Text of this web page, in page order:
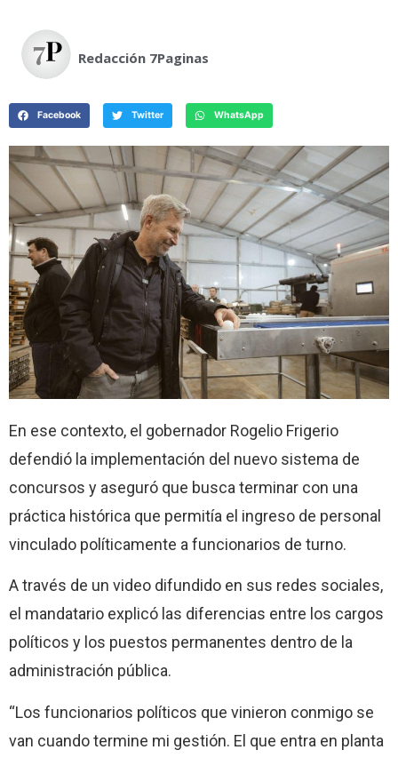
Redacción 7Paginas
Facebook Twitter WhatsApp
En ese contexto, el gobernador Rogelio Frigerio
defendió la implementación del nuevo sistema de
concursos y aseguró que busca terminar con una
práctica histórica que permitía el ingreso de personal
vinculado políticamente a funcionarios de turno.
A través de un video difundido en sus redes sociales,
el mandatario explicó las diferencias entre los cargos
políticos y los puestos permanentes dentro de la
administración pública.
“Los funcionarios políticos que vinieron conmigo se
van cuando termine mi gestión. El que entra en planta